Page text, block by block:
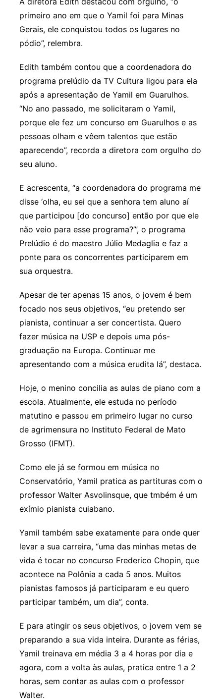
primeiro ano em que o Yamil foi para Minas
Gerais, ele conquistou todos os lugares no
pódio”, relembra.
Edith também contou que a coordenadora do
programa prelúdio da TV Cultura ligou para ela
após a apresentação de Yamil em Guarulhos.
“No ano passado, me solicitaram o Yamil,
porque ele fez um concurso em Guarulhos e as
pessoas olham e vêem talentos que estão
aparecendo”, recorda a diretora com orgulho do
seu aluno.
E acrescenta, “a coordenadora do programa me
disse ‘olha, eu sei que a senhora tem aluno aí
que participou [do concurso] então por que ele
não veio para esse programa?’”, o programa
Prelúdio é do maestro Júlio Medaglia e faz a
ponte para os concorrentes participarem em
sua orquestra.
Apesar de ter apenas 15 anos, o jovem é bem
focado nos seus objetivos, “eu pretendo ser
pianista, continuar a ser concertista. Quero
fazer música na USP e depois uma pós-
graduação na Europa. Continuar me
apresentando com a música erudita lá”, destaca.
Hoje, o menino concilia as aulas de piano com a
escola. Atualmente, ele estuda no período
matutino e passou em primeiro lugar no curso
de agrimensura no Instituto Federal de Mato
Grosso (IFMT).
Como ele já se formou em música no
Conservatório, Yamil pratica as partituras com o
professor Walter Asvolinsque, que tmbém é um
exímio pianista cuiabano.
Yamil também sabe exatamente para onde quer
levar a sua carreira, “uma das minhas metas de
vida é tocar no concurso Frederico Chopin, que
acontece na Polônia a cada 5 anos. Muitos
pianistas famosos já participaram e eu quero
participar também, um dia”, conta.
E para atingir os seus objetivos, o jovem vem se
preparando a sua vida inteira. Durante as férias,
Yamil treinava em média 3 a 4 horas por dia e
agora, com a volta às aulas, pratica entre 1 a 2
horas, sem contar as aulas com o professor
Walter.